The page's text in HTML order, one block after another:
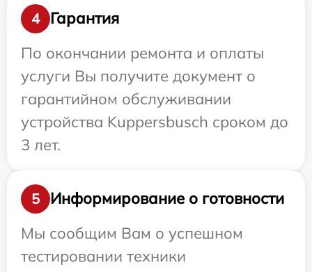
4
Гарантия
По окончании ремонта и оплаты
услуги Вы получите документ о
гарантийном обслуживании
устройства Kuppersbusch сроком до
3 лет.
5
Информирование о готовности
Мы сообщим Вам о успешном
тестировании техники